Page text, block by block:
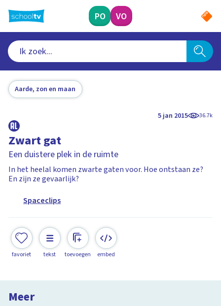
naar
hoofdinhoud
PO VO
Aarde, zon en maan
5 jan 2015 36.7k
Zwart gat
Een duistere plek in de ruimte
In het heelal komen zwarte gaten voor. Hoe ontstaan ze?
En zijn ze gevaarlijk?
Spaceclips
favoriet tekst toevoegen embed
Meer